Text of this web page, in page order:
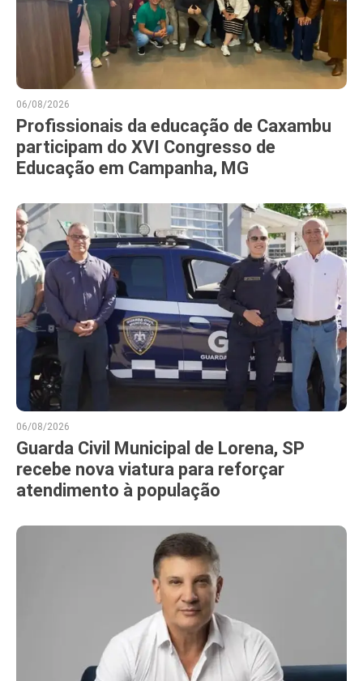
06/08/2026
Profissionais da educação de Caxambu
participam do XVI Congresso de
Educação em Campanha, MG
06/08/2026
Guarda Civil Municipal de Lorena, SP
recebe nova viatura para reforçar
atendimento à população